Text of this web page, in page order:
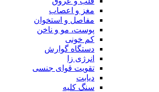
مغز و اعصاب
مفاصل و استخوان
پوست، مو و ناخن
کم خونی
دستگاه گوارش
انرژی زا
تقویت قوای جنسی
دیابت
سنگ کلیه